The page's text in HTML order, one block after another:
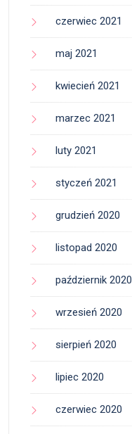
czerwiec 2021
maj 2021
kwiecień 2021
marzec 2021
luty 2021
styczeń 2021
grudzień 2020
listopad 2020
październik 2020
wrzesień 2020
sierpień 2020
lipiec 2020
czerwiec 2020